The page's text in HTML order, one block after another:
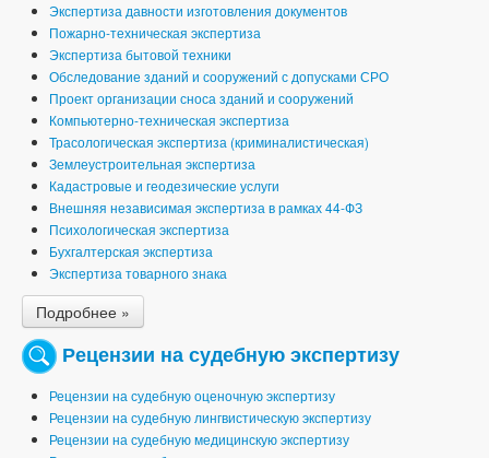
Экспертиза давности изготовления документов
Пожарно-техническая экспертиза
Экспертиза бытовой техники
Обследование зданий и сооружений с допусками СРО
Проект организации сноса зданий и сооружений
Компьютерно-техническая экспертиза
Трасологическая экспертиза (криминалистическая)
Землеустроительная экспертиза
Кадастровые и геодезические услуги
Внешняя независимая экспертиза в рамках 44-ФЗ
Психологическая экспертиза
Бухгалтерская экспертиза
Экспертиза товарного знака
Подробнее »
Рецензии на судебную экспертизу
Рецензии на судебную оценочную экспертизу
Рецензии на судебную лингвистическую экспертизу
Рецензии на судебную медицинскую экспертизу